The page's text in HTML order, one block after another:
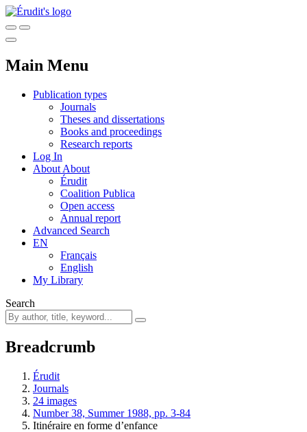
Main Menu
Publication types
Journals
Theses and dissertations
Books and proceedings
Research reports
Log In
About About
Érudit
Coalition Publica
Open access
Annual report
Advanced Search
EN
Français
English
My Library
Search
Breadcrumb
Érudit
Journals
24 images
Number 38, Summer 1988, pp. 3-84
Itinéraire en forme d’enfance